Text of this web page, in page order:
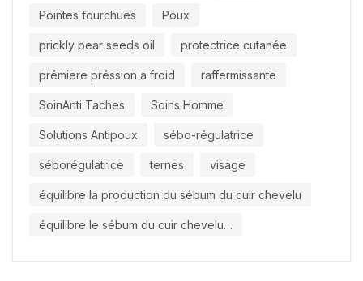
Pointes fourchues Poux
prickly pear seeds oil protectrice cutanée
prémiere préssion a froid raffermissante
SoinAnti Taches Soins Homme
Solutions Antipoux sébo-régulatrice
séborégulatrice ternes visage
équilibre la production du sébum du cuir chevelu
équilibre le sébum du cuir chevelu…